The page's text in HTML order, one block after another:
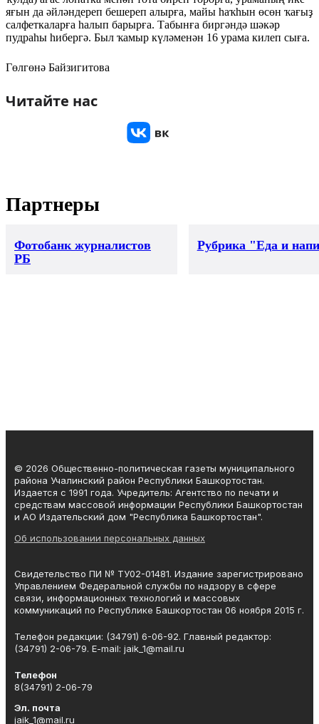
яғын да әйләндереп бешереп алырға, майы һаҡһын өсөн ҡағыҙ
салфеткаларға һалып барырға. Табынға биргәндә шәкәр
пудраһы һибергә. Был ҡамыр күләменән 16 урама килеп сыға.
Гөлгөнә Байзигитова
Читайте нас
Партнеры
Фотобанк журналистов
РБ
Рубрика "Еда и
© 2026 Общественно-политическая газеты муниципального
района Учалинский район Республики Башкортостан.
Издается с 1991 года. Учредитель: Агентство по печати и
средствам массовой информации Республики Башкортостан
и АО Издательский дом "Республика Башкортостан".
Об использовании персональных данных
Свидетельство ПИ № ТУ02-01481. Издание зарегистрировано
Управлением Федеральной службы по надзору в сфере
связи, информационных технологий и массовых
коммуникаций по Республике Башкортостан 06 ноября 2015 г.
Телефон редакции: (34791) 6-06-92. Главный редактор:
(34791) 2-06-79. Е-mаil: jaik_1@mail.ru
Телефон
8(34791) 2-06-79
Эл. почта
jaik_1@mail.ru